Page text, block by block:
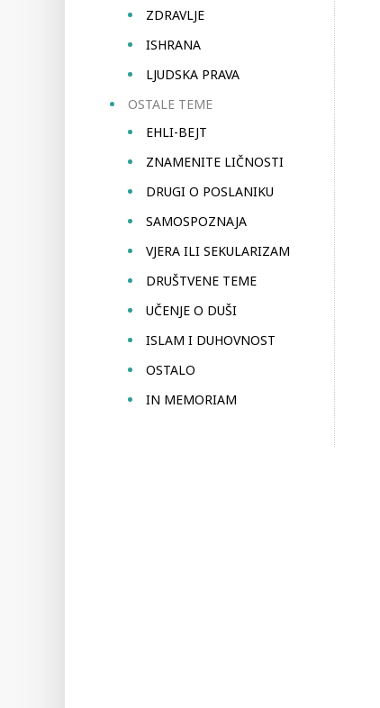
ZDRAVLJE
ISHRANA
LJUDSKA PRAVA
OSTALE TEME
EHLI-BEJT
ZNAMENITE LIČNOSTI
DRUGI O POSLANIKU
SAMOSPOZNAJA
VJERA ILI SEKULARIZAM
DRUŠTVENE TEME
UČENJE O DUŠI
ISLAM I DUHOVNOST
OSTALO
IN MEMORIAM